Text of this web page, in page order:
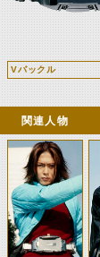
Vバックル
関連人物